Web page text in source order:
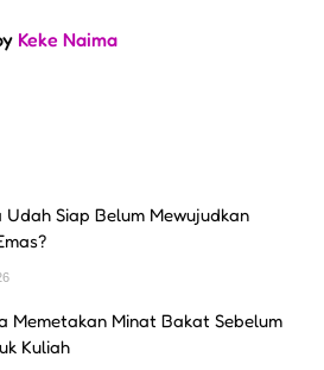
Keke Naima
Udah Siap Belum Mewujudkan
Memetakan Minat Bakat Sebelum
Kuliah